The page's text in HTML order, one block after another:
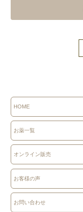
HOME
お薬一覧
オンライン販売
お客様の声
お問い合わせ